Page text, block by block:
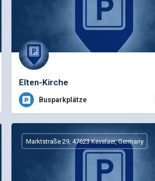
Elten-Kirche
Busparkplätze
Marktstraße 29, 47623 Kevelaer, Germany